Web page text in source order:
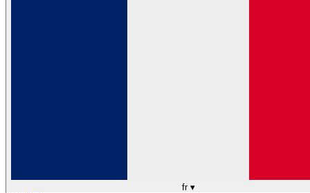
fr ▾